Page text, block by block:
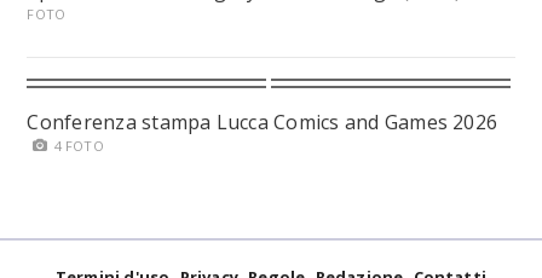
FOTO
Conferenza stampa Lucca Comics and Games 2026
4 FOTO